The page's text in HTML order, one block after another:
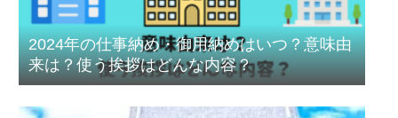
2024年の仕事納め・御用納めはいつ？意味由
来は？使う挨拶はどんな内容？